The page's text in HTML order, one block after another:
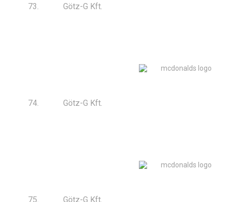
73. Götz-G Kft.
74. Götz-G Kft.
75. Götz-G Kft.